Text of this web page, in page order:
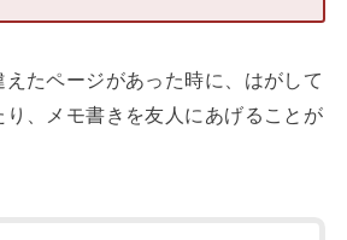
たページがあった時に、はがして
、メモ書きを友人にあげることが